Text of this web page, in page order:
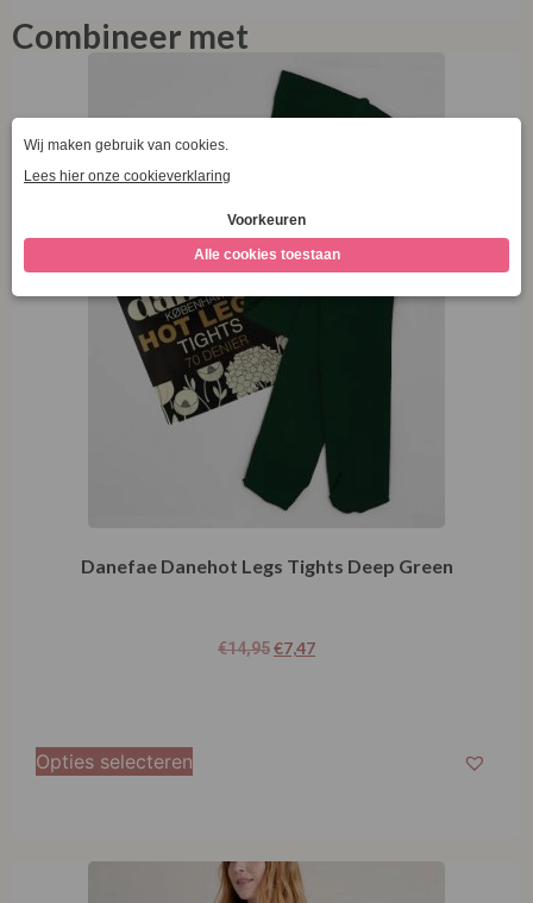
Combineer met
Danefae Danehot Legs Tights Deep Green
€14,95€7,47
Opties selecteren